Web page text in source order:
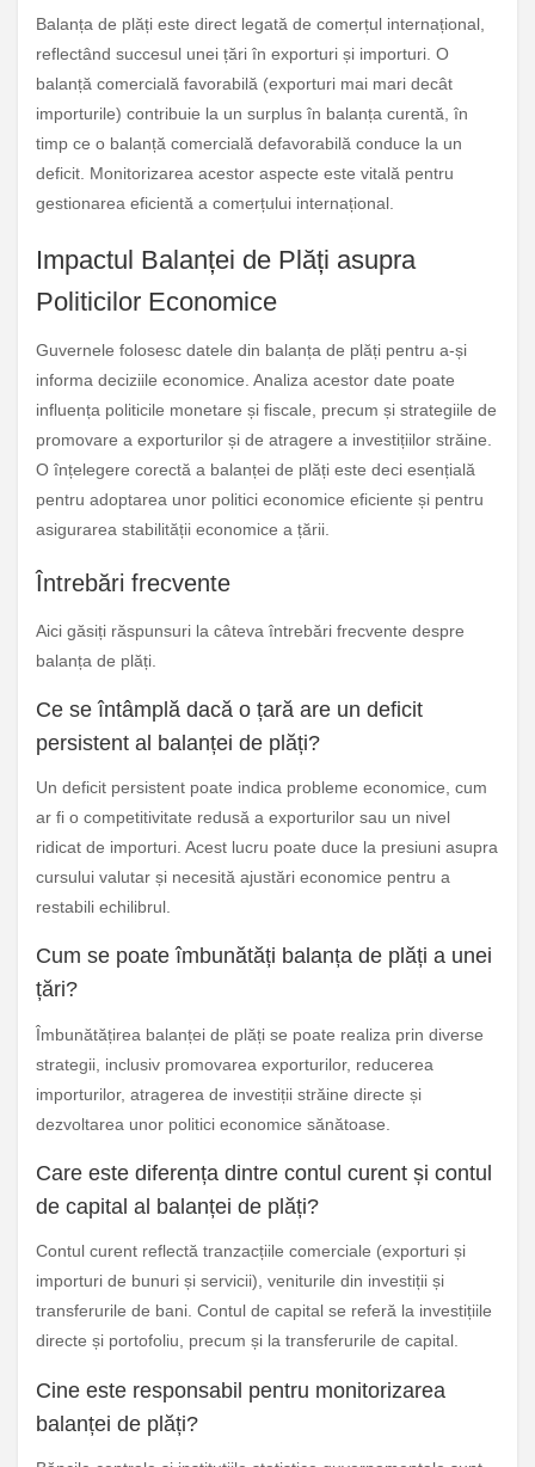
Balanța de plăți este direct legată de comerțul internațional,
reflectând succesul unei țări în exporturi și importuri. O
balanță comercială favorabilă (exporturi mai mari decât
importurile) contribuie la un surplus în balanța curentă, în
timp ce o balanță comercială defavorabilă conduce la un
deficit. Monitorizarea acestor aspecte este vitală pentru
gestionarea eficientă a comerțului internațional.
Impactul Balanței de Plăți asupra
Politicilor Economice
Guvernele folosesc datele din balanța de plăți pentru a-și
informa deciziile economice. Analiza acestor date poate
influența politicile monetare și fiscale, precum și strategiile de
promovare a exporturilor și de atragere a investițiilor străine.
O înțelegere corectă a balanței de plăți este deci esențială
pentru adoptarea unor politici economice eficiente și pentru
asigurarea stabilității economice a țării.
Întrebări frecvente
Aici găsiți răspunsuri la câteva întrebări frecvente despre
balanța de plăți.
Ce se întâmplă dacă o țară are un deficit
persistent al balanței de plăți?
Un deficit persistent poate indica probleme economice, cum
ar fi o competitivitate redusă a exporturilor sau un nivel
ridicat de importuri. Acest lucru poate duce la presiuni asupra
cursului valutar și necesită ajustări economice pentru a
restabili echilibrul.
Cum se poate îmbunătăți balanța de plăți a unei
țări?
Îmbunătățirea balanței de plăți se poate realiza prin diverse
strategii, inclusiv promovarea exporturilor, reducerea
importurilor, atragerea de investiții străine directe și
dezvoltarea unor politici economice sănătoase.
Care este diferența dintre contul curent și contul
de capital al balanței de plăți?
Contul curent reflectă tranzacțiile comerciale (exporturi și
importuri de bunuri și servicii), veniturile din investiții și
transferurile de bani. Contul de capital se referă la investițiile
directe și portofoliu, precum și la transferurile de capital.
Cine este responsabil pentru monitorizarea
balanței de plăți?